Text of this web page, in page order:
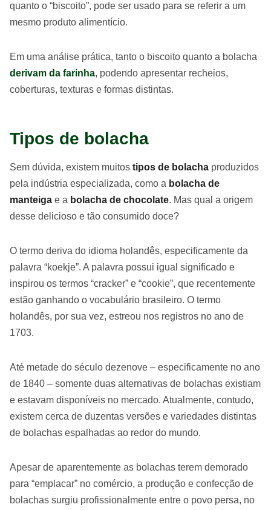
quanto o “biscoito”, pode ser usado para se referir a um
mesmo produto alimentício.
Em uma análise prática, tanto o biscoito quanto a bolacha
derivam da farinha, podendo apresentar recheios,
coberturas, texturas e formas distintas.
Tipos de bolacha
Sem dúvida, existem muitos tipos de bolacha produzidos
pela indústria especializada, como a bolacha de
manteiga e a bolacha de chocolate. Mas qual a origem
desse delicioso e tão consumido doce?
O termo deriva do idioma holandês, especificamente da
palavra “koekje”. A palavra possui igual significado e
inspirou os termos “cracker” e “cookie”, que recentemente
estão ganhando o vocabulário brasileiro. O termo
holandês, por sua vez, estreou nos registros no ano de
1703.
Até metade do século dezenove – especificamente no ano
de 1840 – somente duas alternativas de bolachas existiam
e estavam disponíveis no mercado. Atualmente, contudo,
existem cerca de duzentas versões e variedades distintas
de bolachas espalhadas ao redor do mundo.
Apesar de aparentemente as bolachas terem demorado
para “emplacar” no comércio, a produção e confecção de
bolachas surgiu profissionalmente entre o povo persa, no